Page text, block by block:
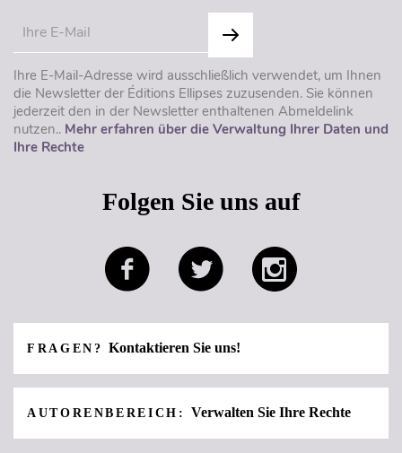
Ihre E-Mail-Adresse wird ausschließlich verwendet, um Ihnen
die Newsletter der Éditions Ellipses zuzusenden. Sie können
jederzeit den in der Newsletter enthaltenen Abmeldelink
nutzen.. Mehr erfahren über die Verwaltung Ihrer Daten und
Ihre Rechte
Folgen Sie uns auf
FRAGEN?Kontaktieren Sie uns!
AUTORENBEREICH: Verwalten Sie Ihre Rechte